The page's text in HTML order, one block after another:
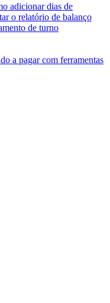
adicionar dias de
o relatório de balanço
de turno
a pagar com ferramentas